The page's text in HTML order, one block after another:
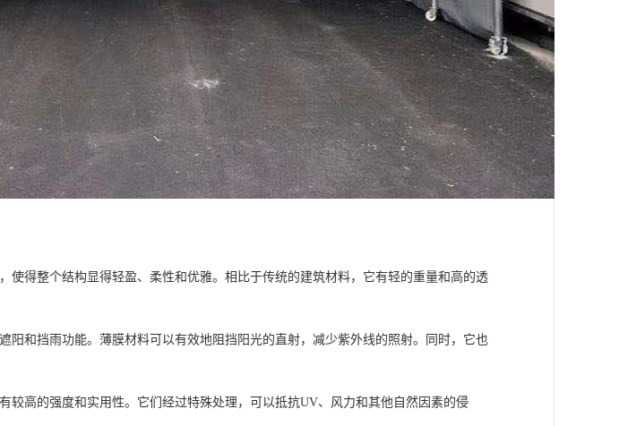
使得整个结构显得轻盈、柔性和优雅。相比于传统的建筑材料，它有轻的重量和高的透
阳和挡雨功能。薄膜材料可以有效地阻挡阳光的直射，减少紫外线的照射。同时，它也
较高的强度和实用性。它们经过特殊处理，可以抵抗UV、风力和其他自然因素的侵